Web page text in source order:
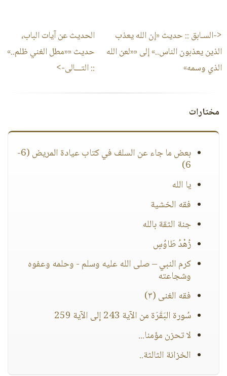
<-السـابق :: حديث «إن الله يعذب
الذين يعذبون الناس..» إلى ««لعن الله
الذي وسمه»
الحديث عن آيات الباب،
حديث ««مطل الغني ظلم..»
:: التـــالى->
مختارات
بعض ما جاء عن السلف في كتاب عيادة المريض (6-
6)
يا الله
فقه الخشية
جنة الثقة بالله
زُهْدُ طَاوُسٍ
كرم النبي – صلى الله عليه وسلم - وحلمه وعفوه
وشجاعته
فقه الغنى (٣)
سُورة البَقَرَة من الآية 243 إلى الآية 259
لا تحزن مؤمنا...
الخزانة الثالثة..